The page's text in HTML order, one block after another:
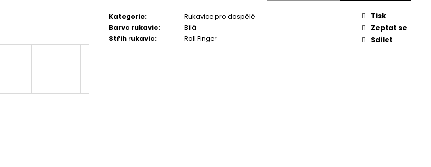
cena:
Kategorie:
Rukavice pro dospělé
Barva rukavic:
Bílá
Střih rukavic: Roll Finger
Tisk
Zeptat se
Sdílet